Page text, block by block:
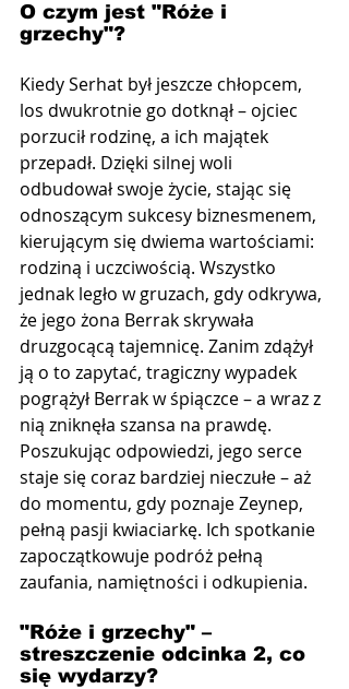
O czym jest "Róże i
grzechy"?
Kiedy Serhat był jeszcze chłopcem,
los dwukrotnie go dotknął – ojciec
porzucił rodzinę, a ich majątek
przepadł. Dzięki silnej woli
odbudował swoje życie, stając się
odnoszącym sukcesy biznesmenem,
kierującym się dwiema wartościami:
rodziną i uczciwością. Wszystko
jednak legło w gruzach, gdy odkrywa,
że jego żona Berrak skrywała
druzgocącą tajemnicę. Zanim zdążył
ją o to zapytać, tragiczny wypadek
pogrążył Berrak w śpiączce – a wraz z
nią zniknęła szansa na prawdę.
Poszukując odpowiedzi, jego serce
staje się coraz bardziej nieczułe – aż
do momentu, gdy poznaje Zeynep,
pełną pasji kwiaciarkę. Ich spotkanie
zapoczątkowuje podróż pełną
zaufania, namiętności i odkupienia.
"Róże i grzechy" –
streszczenie odcinka 2, co
się wydarzy?